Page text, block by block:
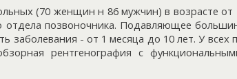
(70 женщин н 86 мужчин) в возрасте от
отдела позвоночника. Подавляющее
заболевания - от 1 месяца до 10 лет. У всех
рентгенография с